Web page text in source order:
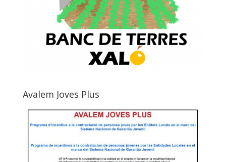
Avalem Joves Plus